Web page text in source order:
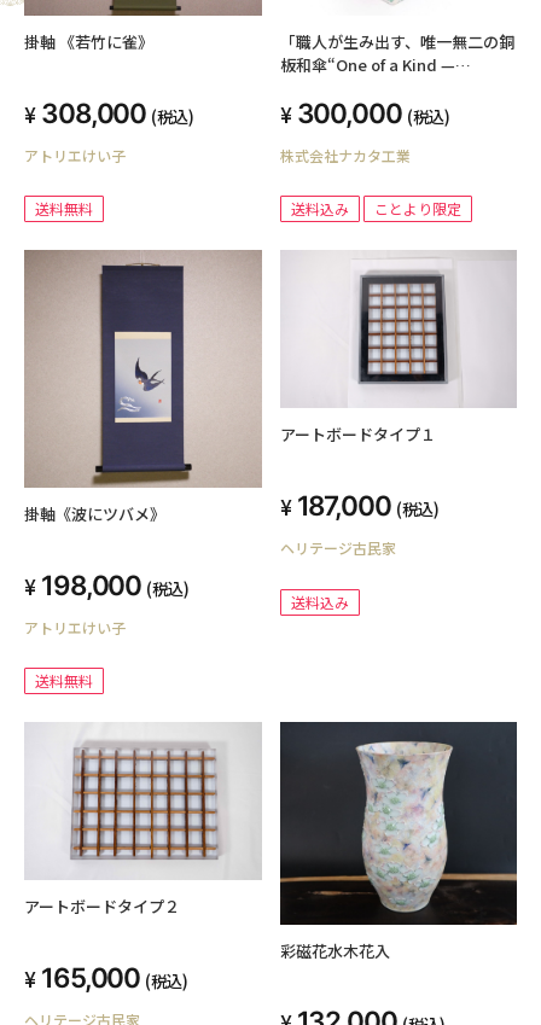
掛軸 《若竹に雀》
308,000 (税込)
アトリエけい子
送料無料
「職人が生み出す、唯一無二の銅
板和傘“One of a Kind —
300,000 (税込)
株式会社ナカタ工業
送料込み ことより限定
掛軸《波にツバメ》
198,000 (税込)
アトリエけい子
送料無料
アートボードタイプ１
187,000 (税込)
ヘリテージ古民家
送料込み
アートボードタイプ２
165,000 (税込)
ヘリテージ古民家
彩磁花水木花入